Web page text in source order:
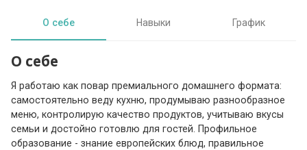
О себе Навыки График
О себе
Я работаю как повар премиального домашнего формата:
самостоятельно веду кухню, продумываю разнообразное
меню, контролирую качество продуктов, учитываю вкусы
семьи и достойно готовлю для гостей. Профильное
образование - знание европейских блюд, правильное